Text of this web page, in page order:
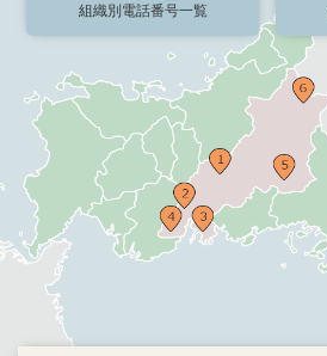
組織別電話番号一覧